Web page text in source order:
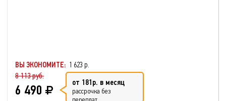
ВЫ ЭКОНОМИТЕ: 1 623 р.
8 113 руб.
6 490 от 181р. в месяц
рассрочка без